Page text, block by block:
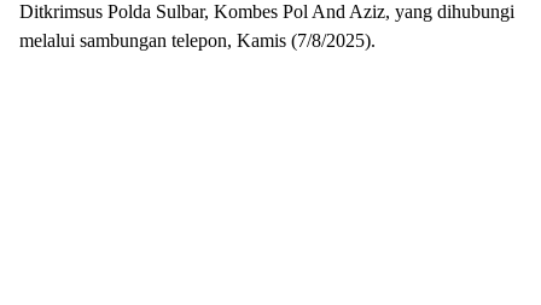
Ditkrimsus Polda Sulbar, Kombes Pol And Aziz, yang dihubungi
melalui sambungan telepon, Kamis (7/8/2025).